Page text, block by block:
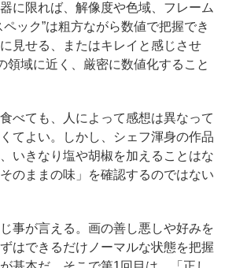
に限れば、解像度や色域、フレーム
ペック”は粗方ながら数値で把握でき
見せる、またはキレイと感じさせ
領域に近く、厳密に数値化すること
べても、人によって感想は異なって
てよい。しかし、シェフ渾身の作品
いきなり塩や胡椒を加えることはな
のままの味」を確認するのではない
事が言える。画の善し悪しや好みを
はできるだけノーマルな状態を把握